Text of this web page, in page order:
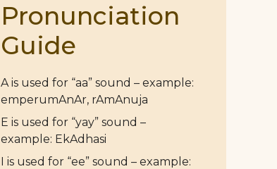
Pronunciation
Guide
A is used for “aa” sound – example:
emperumAnAr, rAmAnuja
E is used for “yay” sound –
example: EkAdhasi
I is used for “ee” sound – example: